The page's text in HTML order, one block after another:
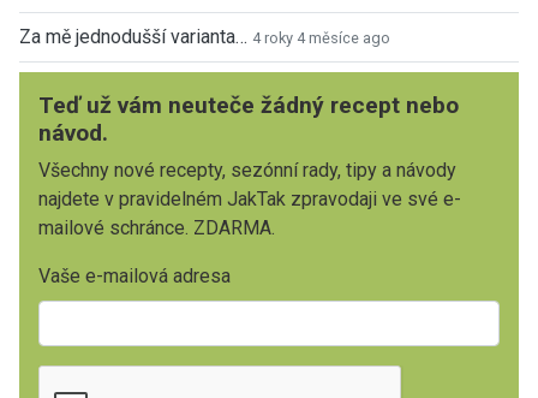
Za mě jednodušší varianta… 4 roky 4 měsíce ago
Teď už vám neuteče žádný recept nebo
návod.
Všechny nové recepty, sezónní rady, tipy a návody
najdete v pravidelném JakTak zpravodaji ve své e-
mailové schránce. ZDARMA.
Vaše e-mailová adresa